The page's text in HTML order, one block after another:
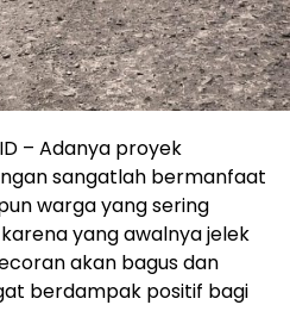
– Adanya proyek
sangatlah bermanfaat
warga yang sering
yang awalnya jelek
akan bagus dan
berdampak positif bagi